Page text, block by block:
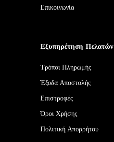
Επικοινωνία
Εξυπηρέτηση Πελατών
Τρόποι Πληρωμής
Έξοδα Αποστολής
Επιστροφές
Όροι Χρήσης
Πολιτική Απορρήτου